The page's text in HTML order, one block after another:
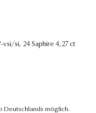
vsi/si, 24 Saphire 4,27 ct
Deutschlands möglich.